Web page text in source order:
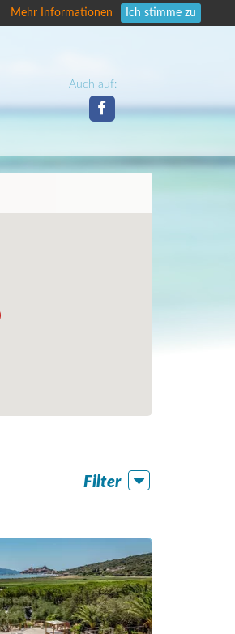
Mehr Informationen Ich stimme zu
Auch auf:
Filter